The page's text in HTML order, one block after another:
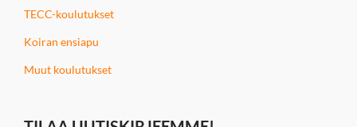
TECC-koulutukset
Koiran ensiapu
Muut koulutukset